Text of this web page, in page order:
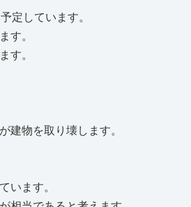
定しています。
す。
す。
建物を取り壊します。
います。